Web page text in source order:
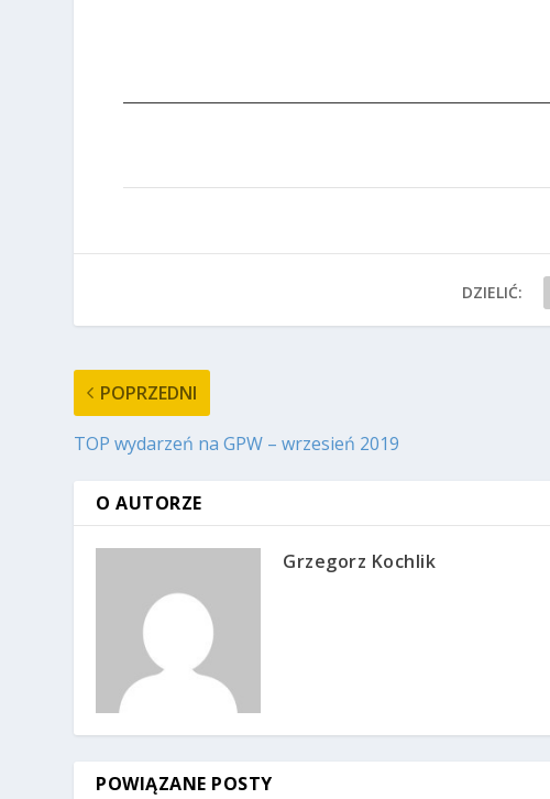
DZIELIĆ:
POPRZEDNI
TOP wydarzeń na GPW – wrzesień 2019
O AUTORZE
Grzegorz Kochlik
POWIĄZANE POSTY